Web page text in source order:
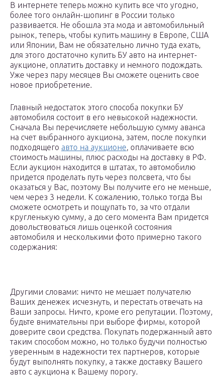
В интернете теперь можно купить все что угодно,
более того онлайн-шопинг в России только
развивается. Не обошла эта мода и автомобильный
рынок, теперь, чтобы купить машину в Европе, США
или Японии, Вам не обязательно лично туда ехать,
для этого достаточно купить БУ авто на интернет-
аукционе, оплатить доставку и немного подождать.
Уже через пару месяцев Вы сможете оценить свое
новое приобретение.
Главный недостаток этого способа покупки БУ
автомобиля состоит в его невысокой надежности.
Сначала Вы перечисляете небольшую сумму аванса
на счет выбранного аукциона, затем, после покупки
подходящего авто на аукционе, оплачиваете всю
стоимость машины, плюс расходы на доставку в РФ.
Если аукцион находится в штатах, то автомобилю
придется проделать путь через полсвета, что бы
оказаться у Вас, поэтому Вы получите его не меньше,
чем через 3 недели. К сожалению, только тогда Вы
сможете осмотреть и пощупать то, за что отдали
кругленькую сумму, а до сего момента Вам придется
довольствоваться лишь оценкой состояния
автомобиля и несколькими фото примерно такого
содержания:
Другими словами: ничто не мешает получателю
Ваших денежек исчезнуть, и перестать отвечать на
Ваши запросы. Ничто, кроме его репутации. Поэтому,
будьте внимательны при выборе фирмы, которой
доверите свои средства. Покупать подержанный авто
таким способом можно, но только будучи полностью
уверенным в надежности тех партнеров, которые
будут выполнять покупку, а также доставку Вашего
авто с аукциона к Вашему порогу.